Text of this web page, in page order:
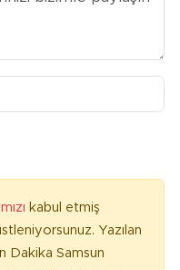
kabul etmiş
Yazılan
Dakika Samsun